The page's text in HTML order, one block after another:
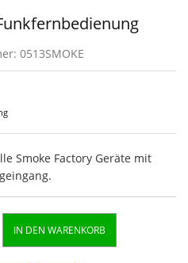
0513SMOKE
Smoke Factory Geräte mit
IN DEN WARENKORB